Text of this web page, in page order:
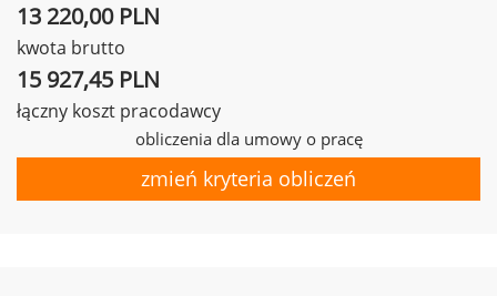
13 220,00 PLN
kwota brutto
15 927,45 PLN
łączny koszt pracodawcy
obliczenia dla umowy o pracę
zmień kryteria obliczeń